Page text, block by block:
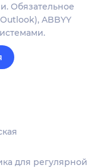
Обязательное
ABBYY
для регулярной